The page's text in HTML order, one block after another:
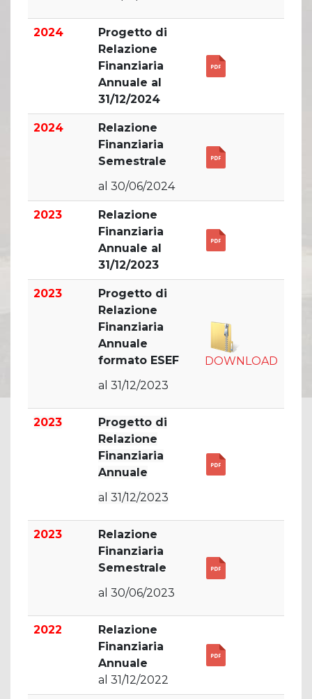
2024
Progetto di
Relazione
Finanziaria
Annuale al
31/12/2024
2024
Relazione
Finanziaria
Semestrale
al 30/06/2024
2023
Relazione
Finanziaria
Annuale al
31/12/2023
2023
Progetto di
Relazione
Finanziaria
Annuale
formato ESEF
al 31/12/2023
DOWNLOAD
2023
Progetto di
Relazione
Finanziaria
Annuale
al 31/12/2023
2023
Relazione
Finanziaria
Semestrale
al 30/06/2023
2022
Relazione
Finanziaria
Annuale
al 31/12/2022